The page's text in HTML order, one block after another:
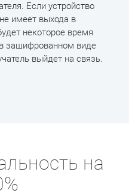
Если устройство
имеет выхода в
некоторое время
зашифрованном виде
выйдет на связь.
на